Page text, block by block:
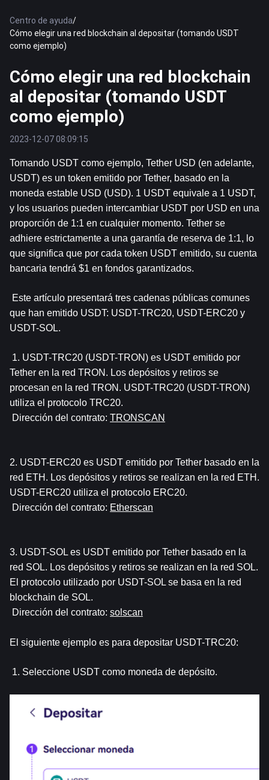
Centro de ayuda/
Cómo elegir una red blockchain al depositar (tomando USDT
como ejemplo)
Cómo elegir una red blockchain
al depositar (tomando USDT
como ejemplo)
2023-12-07 08:09:15
Tomando USDT como ejemplo, Tether USD (en adelante,
USDT) es un token emitido por Tether, basado en la
moneda estable USD (USD). 1 USDT equivale a 1 USDT,
y los usuarios pueden intercambiar USDT por USD en una
proporción de 1:1 en cualquier momento. Tether se
adhiere estrictamente a una garantía de reserva de 1:1, lo
que significa que por cada token USDT emitido, su cuenta
bancaria tendrá $1 en fondos garantizados.
que han emitido USDT: USDT-TRC20, USDT-ERC20 y
USDT-SOL.
Tether en la red TRON. Los depósitos y retiros se
procesan en la red TRON. USDT-TRC20 (USDT-TRON)
utiliza el protocolo TRC20.
Dirección del contrato: TRONSCAN
2. USDT-ERC20 es USDT emitido por Tether basado en la
red ETH. Los depósitos y retiros se realizan en la red ETH.
USDT-ERC20 utiliza el protocolo ERC20.
Dirección del contrato: Etherscan
3. USDT-SOL es USDT emitido por Tether basado en la
red SOL. Los depósitos y retiros se realizan en la red SOL.
El protocolo utilizado por USDT-SOL se basa en la red
blockchain de SOL.
Dirección del contrato: solscan
El siguiente ejemplo es para depositar USDT-TRC20:
1. Seleccione USDT como moneda de depósito.